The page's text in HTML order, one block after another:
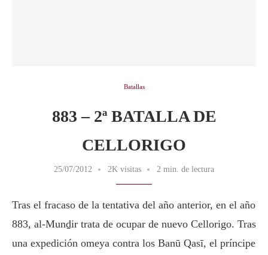
Batallas
883 – 2ª BATALLA DE
CELLORIGO
25/07/2012 2K visitas 2 min. de lectura
Tras el fracaso de la tentativa del año anterior, en el año
883, al-Munḏir trata de ocupar de nuevo Cellorigo. Tras
una expedición omeya contra los Banū Qasī, el príncipe